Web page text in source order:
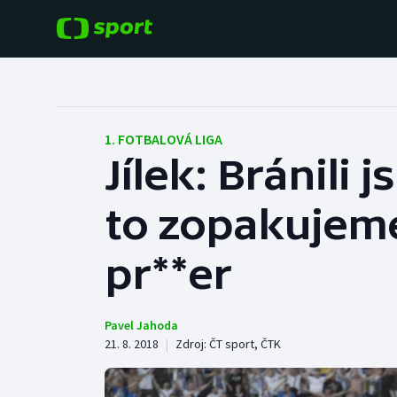
Hokej
Tenis
Cyklistika
Baseball a softbal
Basketbal
1. FOTBALOVÁ LIGA
Jílek: Bránili
to
pr**er
Pavel Jahoda
21. 8. 2018 | Zdroj: ČT sport, ČTK